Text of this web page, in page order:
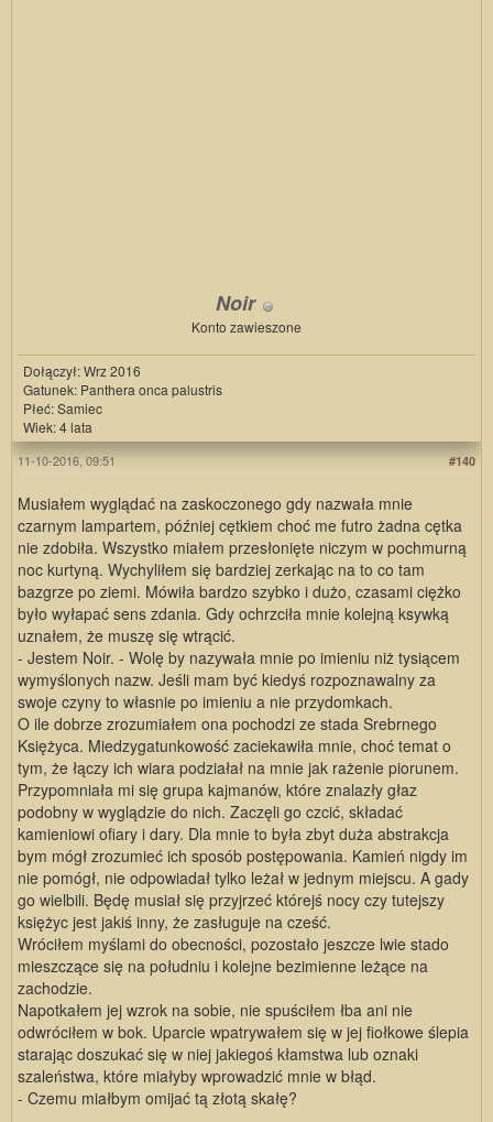
Noir
Konto zawieszone
Dołączył: Wrz 2016
Gatunek: Panthera onca palustris
Płeć: Samiec
Wiek: 4 lata
#140
11-10-2016, 09:51
Musiałem wyglądać na zaskoczonego gdy nazwała mnie
czarnym lampartem, później cętkiem choć me futro żadna cętka
nie zdobiła. Wszystko miałem przesłonięte niczym w pochmurną
noc kurtyną. Wychyliłem się bardziej zerkając na to co tam
bazgrze po ziemi. Mówiła bardzo szybko i dużo, czasami ciężko
było wyłapać sens zdania. Gdy ochrzciła mnie kolejną ksywką
uznałem, że muszę się wtrącić.
- Jestem Noir. - Wolę by nazywała mnie po imieniu niż tysiącem
wymyślonych nazw. Jeśli mam być kiedyś rozpoznawalny za
swoje czyny to własnie po imieniu a nie przydomkach.
O ile dobrze zrozumiałem ona pochodzi ze stada Srebrnego
Księżyca. Miedzygatunkowość zaciekawiła mnie, choć temat o
tym, że łączy ich wiara podziałał na mnie jak rażenie piorunem.
Przypomniała mi się grupa kajmanów, które znalazły głaz
podobny w wyglądzie do nich. Zaczęli go czcić, składać
kamieniowi ofiary i dary. Dla mnie to była zbyt duża abstrakcja
bym mógł zrozumieć ich sposób postępowania. Kamień nigdy im
nie pomógł, nie odpowiadał tylko leżał w jednym miejscu. A gady
go wielbili. Będę musiał się przyjrzeć którejś nocy czy tutejszy
księżyc jest jakiś inny, że zasługuje na cześć.
Wróciłem myślami do obecności, pozostało jeszcze lwie stado
mieszczące się na południu i kolejne bezimienne leżące na
zachodzie.
Napotkałem jej wzrok na sobie, nie spuściłem łba ani nie
odwróciłem w bok. Uparcie wpatrywałem się w jej fiołkowe ślepia
starając doszukać się w niej jakiegoś kłamstwa lub oznaki
szaleństwa, które miałyby wprowadzić mnie w błąd.
- Czemu miałbym omijać tą złotą skałę?